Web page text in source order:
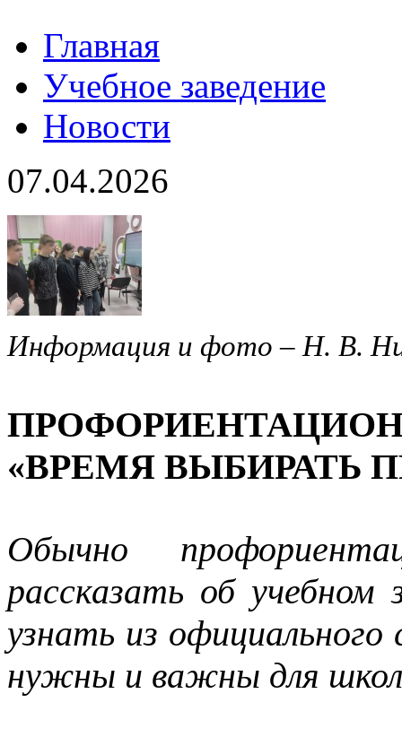
Главная
Учебное заведение
Новости
07.04.2026
Информация и фото – Н. В.
«ВРЕМЯ ВЫБИРАТЬ
Обычно
рассказать об
узнать из
нужны и важны для